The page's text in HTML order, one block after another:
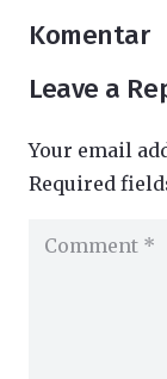
Komentar
Leave a
Your email
Required